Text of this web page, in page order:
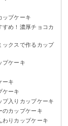
ップケーキ
すめ！濃厚チョコカ
ックスで作るカップ
プケーキ
ーキ
ケーキ
プ入りカップケーキ
のカップケーキ
わりカップケーキ